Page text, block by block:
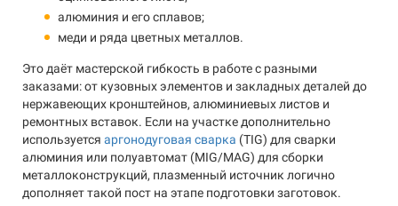
алюминия и его сплавов;
меди и ряда цветных металлов.
Это даёт мастерской гибкость в работе с разными
заказами: от кузовных элементов и закладных деталей до
нержавеющих кронштейнов, алюминиевых листов и
ремонтных вставок. Если на участке дополнительно
используется аргонодуговая сварка (TIG) для сварки
алюминия или полуавтомат (MIG/MAG) для сборки
металлоконструкций, плазменный источник логично
дополняет такой пост на этапе подготовки заготовок.